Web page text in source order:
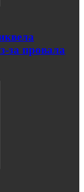
за провала